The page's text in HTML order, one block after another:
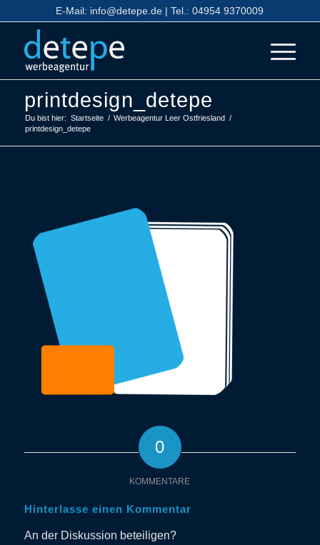
E-Mail: info@detepe.de | Tel.:04954 9370009
printdesign_detepe
Du bist hier: Startseite / Werbeagentur Leer Ostfriesland /
printdesign_detepe
0
KOMMENTARE
Hinterlasse einen Kommentar
An der Diskussion beteiligen?